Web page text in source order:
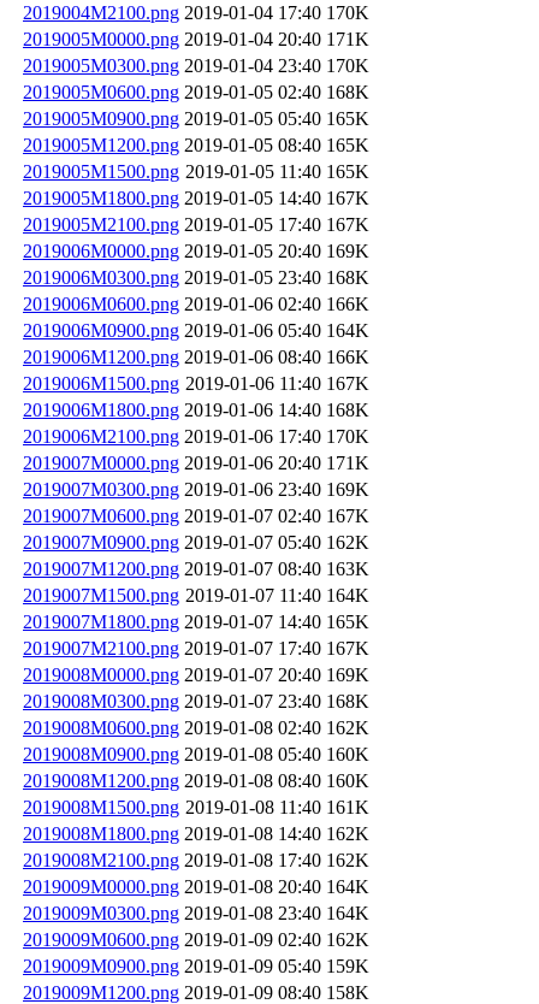
2019004M2100.png 2019-01-04 17:40 170K
2019005M0000.png 2019-01-04 20:40 171K
2019005M0300.png 2019-01-04 23:40 170K
2019005M0600.png 2019-01-05 02:40 168K
2019005M0900.png 2019-01-05 05:40 165K
2019005M1200.png 2019-01-05 08:40 165K
2019005M1500.png 2019-01-05 11:40 165K
2019005M1800.png 2019-01-05 14:40 167K
2019005M2100.png 2019-01-05 17:40 167K
2019006M0000.png 2019-01-05 20:40 169K
2019006M0300.png 2019-01-05 23:40 168K
2019006M0600.png 2019-01-06 02:40 166K
2019006M0900.png 2019-01-06 05:40 164K
2019006M1200.png 2019-01-06 08:40 166K
2019006M1500.png 2019-01-06 11:40 167K
2019006M1800.png 2019-01-06 14:40 168K
2019006M2100.png 2019-01-06 17:40 170K
2019007M0000.png 2019-01-06 20:40 171K
2019007M0300.png 2019-01-06 23:40 169K
2019007M0600.png 2019-01-07 02:40 167K
2019007M0900.png 2019-01-07 05:40 162K
2019007M1200.png 2019-01-07 08:40 163K
2019007M1500.png 2019-01-07 11:40 164K
2019007M1800.png 2019-01-07 14:40 165K
2019007M2100.png 2019-01-07 17:40 167K
2019008M0000.png 2019-01-07 20:40 169K
2019008M0300.png 2019-01-07 23:40 168K
2019008M0600.png 2019-01-08 02:40 162K
2019008M0900.png 2019-01-08 05:40 160K
2019008M1200.png 2019-01-08 08:40 160K
2019008M1500.png 2019-01-08 11:40 161K
2019008M1800.png 2019-01-08 14:40 162K
2019008M2100.png 2019-01-08 17:40 162K
2019009M0000.png 2019-01-08 20:40 164K
2019009M0300.png 2019-01-08 23:40 164K
2019009M0600.png 2019-01-09 02:40 162K
2019009M0900.png 2019-01-09 05:40 159K
2019009M1200.png 2019-01-09 08:40 158K